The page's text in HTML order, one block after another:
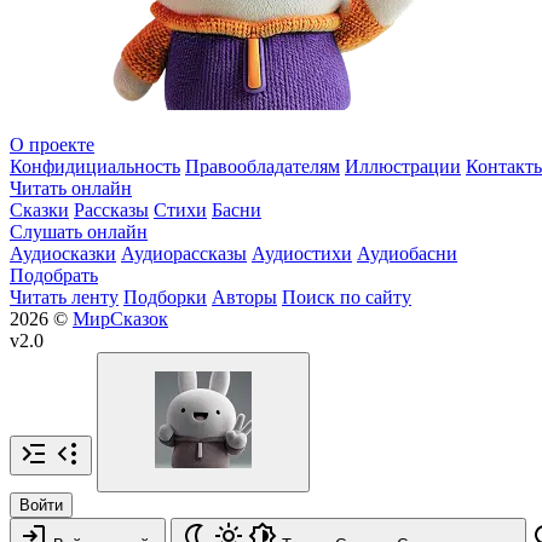
О проекте
Конфидициальность Правообладателям Иллюстрации
Читать онлайн
Сказки Рассказы Стихи Басни
Слушать онлайн
Аудиосказки Аудиорассказы Аудиостихи Аудиобасни
Подобрать
Читать ленту Подборки Авторы Поиск по сайту
2026 © МирСказок
v2.0
Войти